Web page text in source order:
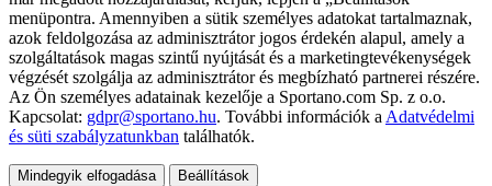
menüpontra. Amennyiben a sütik személyes adatokat tartalmaznak,
azok feldolgozása az adminisztrátor jogos érdekén alapul, amely a
szolgáltatások magas szintű nyújtását és a marketingtevékenységek
végzését szolgálja az adminisztrátor és megbízható partnerei részére.
Az Ön személyes adatainak kezelője a Sportano.com Sp. z o.o.
Kapcsolat: gdpr@sportano.hu. További információk a Adatvédelmi
és süti szabályzatunkban találhatók.
Mindegyik elfogadása Beállítások